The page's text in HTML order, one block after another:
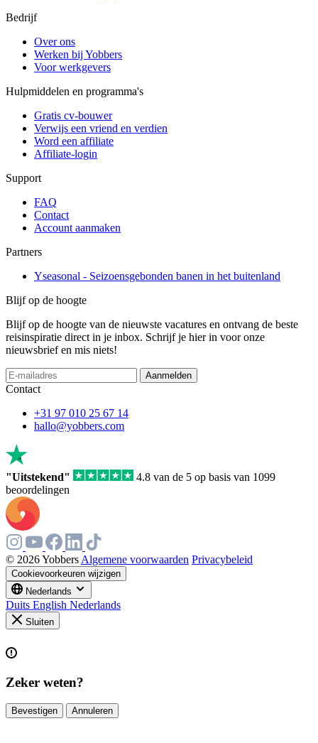
Bedrijf
Over ons
Werken bij Yobbers
Voor werkgevers
Hulpmiddelen en programma's
Gratis cv-bouwer
Verwijs een vriend en verdien
Word een affiliate
Affiliate-login
Support
FAQ
Contact
Account aanmaken
Partners
Yseasonal - Seizoensgebonden banen in het buitenland
Blijf op de hoogte
Blijf op de hoogte van de nieuwste vacatures en ontvang de beste
reisinspiratie direct in je inbox. Schrijf je hier in voor onze
nieuwsbrief en mis niets!
Aanmelden
Contact
+31 97 010 25 67 14
hallo@yobbers.com
"Uitstekend"
4.8 van de 5 op basis van 1099
beoordelingen
© 2026 Yobbers Algemene voorwaarden Privacybeleid
Cookievoorkeuren wijzigen
Nederlands
Duits English Nederlands
Sluiten
Zeker weten?
Bevestigen Annuleren